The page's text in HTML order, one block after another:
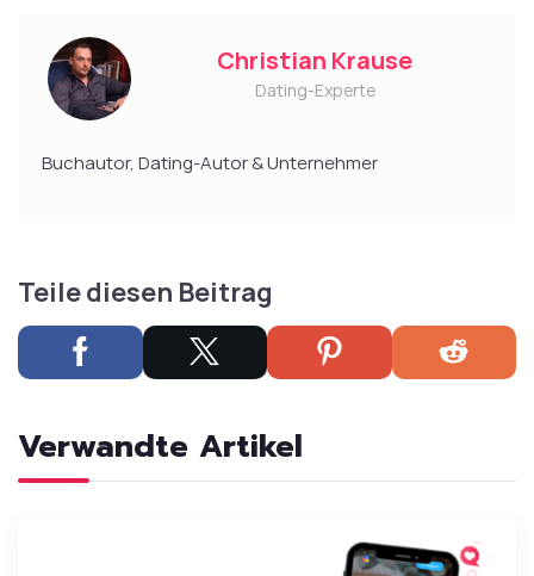
Christian Krause
Dating-Experte
Buchautor, Dating-Autor & Unternehmer
Teile diesen Beitrag
Verwandte Artikel